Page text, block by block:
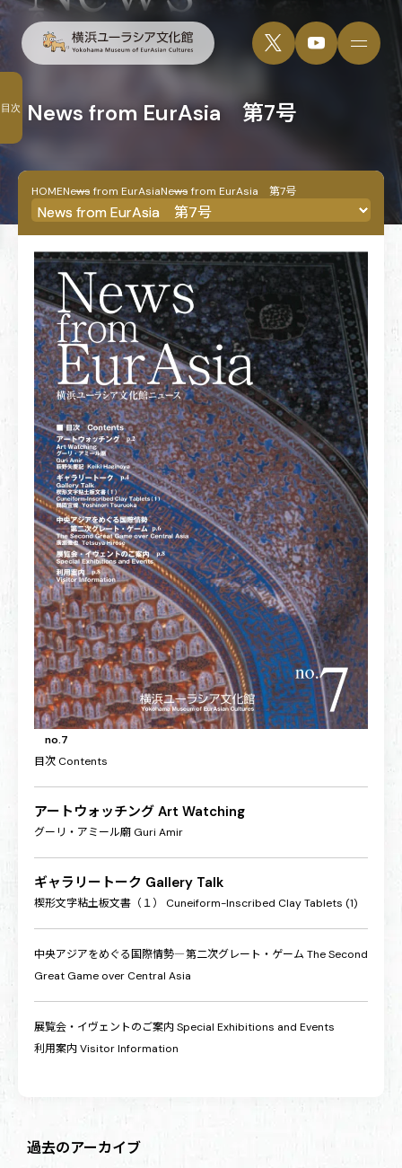
News from EurAsia 第7号
HOMENews from EurAsiaNews from EurAsia 第7号
no.7
目次 Contents
アートウォッチング Art Watching
グーリ・アミール廟Guri Amir
ギャラリートーク Gallery Talk
楔形文字粘土板文書（１） Cuneiform-Inscribed Clay Tablets (1)
中央アジアをめぐる国際情勢―第二次グレート・ゲーム The Second
Great Game over Central Asia
展覧会・イヴェントのご案内Special Exhibitions and Events
利用案内Visitor Information
目次
過去のアーカイブ